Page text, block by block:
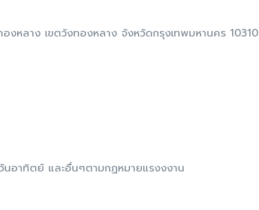
งหลาง เขตวังทองหลาง จังหวัดกรุงเทพมหานคร 10310
อาทิตย์ และอื่นๆตามกฏหมายแรงงงาน